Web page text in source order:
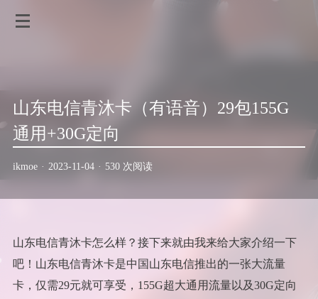
山东电信青沐卡（有语音）29包155G
通用+30G定向
ikmoe · 2023-11-04 · 530 次阅读
山东电信青沐卡怎么样？接下来就由我来给大家介绍一下
吧！山东电信青沐卡是中国山东电信推出的一张大流量
卡，仅需29元就可享受，155G超大通用流量以及30G定向